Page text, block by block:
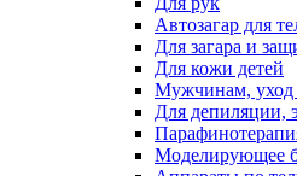
Автозагар для
Для загара и
Для кожи детей
Мужчинам, уход
Для депиляции,
Моделирующее